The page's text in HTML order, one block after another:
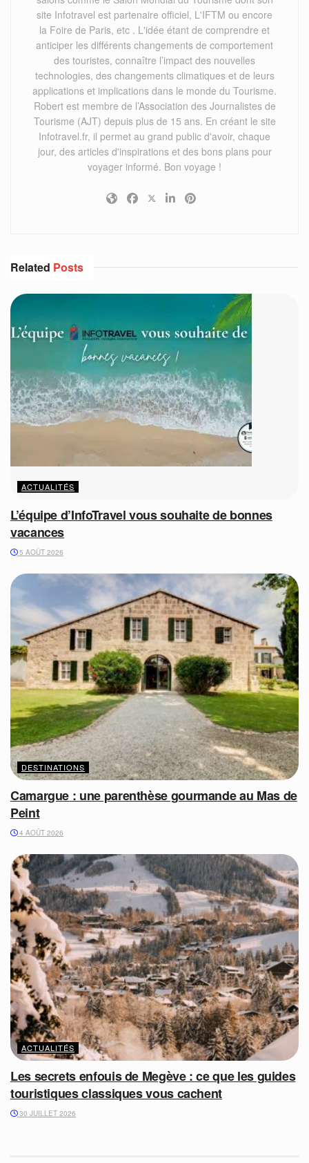
site Infotravel est partenaire officiel, L'IFTM ou encore
la Foire de Paris, etc . L'idée étant de comprendre et
anticiper les différents changements de comportement
des touristes, connaître l’impact des nouvelles
technologies, des changements climatiques et de leurs
applications et implications dans le monde du Tourisme.
Robert est membre de l’Association des Journalistes de
Tourisme (AJT) depuis plus de 15 ans. En créant le site
Infotravel.fr, il permet au grand public d'avoir, chaque
jour, des articles d'inspirations et des bons plans pour
voyager informé. Bon voyage !
Related Posts
ACTUALITÉS
L’équipe d’InfoTravel vous souhaite de bonnes
vacances
5 AOÛT 2026
DESTINATIONS
Camargue : une parenthèse gourmande au Mas de
Peint
4 AOÛT 2026
ACTUALITÉS
Les secrets enfouis de Megève : ce que les guides
touristiques classiques vous cachent
30 JUILLET 2026